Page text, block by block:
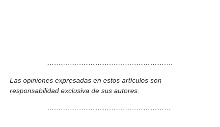
……………………………………………….
Las opiniones expresadas en estos artículos son
responsabilidad exclusiva de sus autores.
……………………………………………….